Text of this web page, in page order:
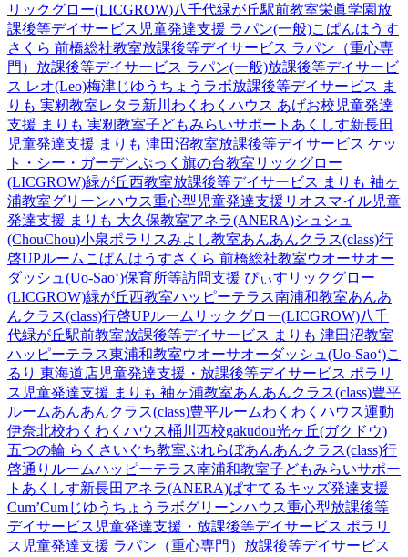
リックグロー(LICGROW)八千代緑が丘駅前教室栄眞学園放
課後等デイサービス 児童発達支援 ラパン(一般)こぱんはうす
さくら 前橋総社教室放課後等デイサービス ラパン（重心専
門） 放課後等デイサービス ラパン(一般)放課後等デイサービ
ス レオ(Leo)梅津じゆうちょうラボ放課後等デイサービス ま
りも 実籾教室レタラ新川 わくわくハウス あげお校 児童発達
支援 まりも 実籾教室子どもみらいサポートあくしす新長田
児童発達支援 まりも 津田沼教室放課後等デイサービス ケッ
ト・シー・ガーデンぷっく旗の台教室 リックグロー
(LICGROW)緑が丘西教室放課後等デイサービス まりも 袖ヶ
浦教室グリーンハウス重心型児童発達支援 リオスマイル児童
発達支援 まりも 大久保教室アネラ(ANERA)シュシュ
(ChouChou)小泉ポラリスみよし教室あんあんクラス(class)行
啓UPルーム こぱんはうすさくら 前橋総社教室ウオーサオー
ダッシュ(Uo-Sao‘)保育所等訪問支援 ぴぃす リックグロー
(LICGROW)緑が丘西教室ハッピーテラス南浦和教室あんあ
んクラス(class)行啓UPルーム リックグロー(LICGROW)八千
代緑が丘駅前教室放課後等デイサービス まりも 津田沼教室
ハッピーテラス東浦和教室ウオーサオーダッシュ(Uo-Sao‘)こ
るり 東海道店児童発達支援・放課後等デイサービス ポラリ
ス 児童発達支援 まりも 袖ヶ浦教室あんあんクラス(class)豊平
ルームあんあんクラス(class)豊平ルームわくわくハウス運動
伊奈北校わくわくハウス桶川西校gakudou光ヶ丘(ガクドウ)
五つの輪 らくさいぐち教室ぷれらぼあんあんクラス(class)行
啓通りルームハッピーテラス南浦和教室子どもみらいサポー
トあくしす新長田 アネラ(ANERA)ぱすてるキッズ発達支援
Cum’Cumじゆうちょうラボグリーンハウス重心型放課後等
デイサービス 児童発達支援・放課後等デイサービス ポラリ
ス 児童発達支援 ラパン（重心専門） 放課後等デイサービス